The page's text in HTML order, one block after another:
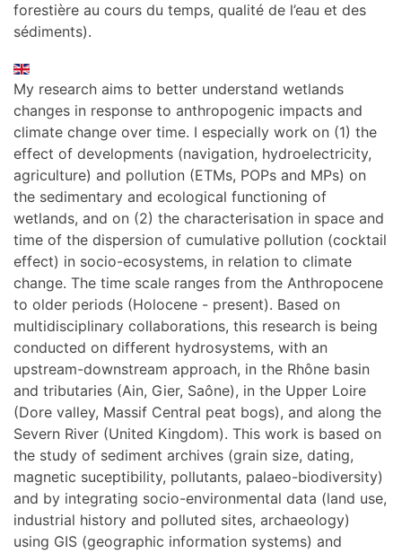
forestière au cours du temps, qualité de l’eau et des
sédiments).
My research aims to better understand wetlands
changes in response to anthropogenic impacts and
climate change over time. I especially work on (1) the
effect of developments (navigation, hydroelectricity,
agriculture) and pollution (ETMs, POPs and MPs) on
the sedimentary and ecological functioning of
wetlands, and on (2) the characterisation in space and
time of the dispersion of cumulative pollution (cocktail
effect) in socio-ecosystems, in relation to climate
change. The time scale ranges from the Anthropocene
to older periods (Holocene - present). Based on
multidisciplinary collaborations, this research is being
conducted on different hydrosystems, with an
upstream-downstream approach, in the Rhône basin
and tributaries (Ain, Gier, Saône), in the Upper Loire
(Dore valley, Massif Central peat bogs), and along the
Severn River (United Kingdom). This work is based on
the study of sediment archives (grain size, dating,
magnetic suceptibility, pollutants, palaeo-biodiversity)
and by integrating socio-environmental data (land use,
industrial history and polluted sites, archaeology)
using GIS (geographic information systems) and